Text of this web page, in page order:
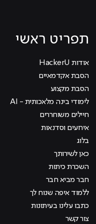
תפריט ראשי
אודות HackerU
הסבת אקדמאיים
הסבת מקצוע
לימודי בינה מלאכותית - AI
חיילים משוחררים
אירועים וסדנאות
בלוג
כאן לשירותך
השכרת כיתות
חבר מביא חבר
ללמוד איפה שנוח לך
כתבו עלינו בעיתונות
צור קשר